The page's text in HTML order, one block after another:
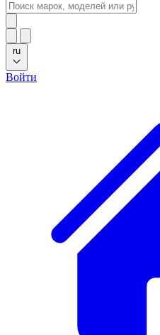
ru
Войти